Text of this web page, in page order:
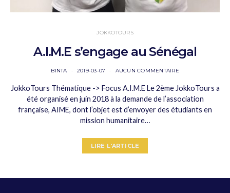
JOKKOTOURS
A.I.M.E s’engage au Sénégal
BINTA 2019-03-07 AUCUN COMMENTAIRE
JokkoTours Thématique -> Focus A.I.M.E Le 2ème JokkoTours a
été organisé en juin 2018 à la demande de l’association
française, AIME, dont l’objet est d’envoyer des étudiants en
mission humanitaire…
LIRE L'ARTICLE